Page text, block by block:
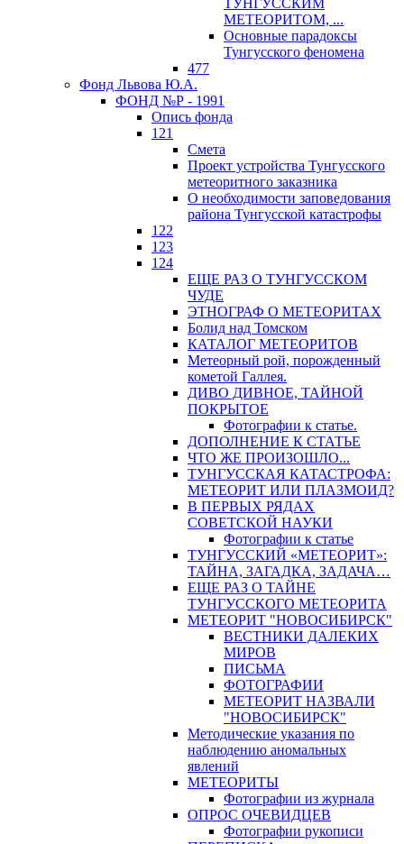
ТУНГУССКИМ
МЕТЕОРИТОМ, ...
Основные парадоксы
Тунгусского феномена
477
Фонд Львова Ю.А.
ФОНД №Р - 1991
Опись фонда
121
Смета
Проект устройства Тунгусского
метеоритного заказника
О необходимости заповедования
района Тунгусской катастрофы
122
123
124
ЕЩЕ РАЗ О ТУНГУССКОМ
ЧУДЕ
ЭТНОГРАФ О МЕТЕОРИТАХ
Болид над Томском
КАТАЛОГ МЕТЕОРИТОВ
Метеорный рой, порожденный
кометой Галлея.
ДИВО ДИВНОЕ, ТАЙНОЙ
ПОКРЫТОЕ
Фотографии к статье.
ДОПОЛНЕНИЕ К СТАТЬЕ
ЧТО ЖЕ ПРОИЗОШЛО...
ТУНГУССКАЯ КАТАСТРОФА:
МЕТЕОРИТ ИЛИ ПЛАЗМОИД?
В ПЕРВЫХ РЯДАХ
СОВЕТСКОЙ НАУКИ
Фотографии к статье
ТУНГУССКИЙ «МЕТЕОРИТ»:
ТАЙНА, ЗАГАДКА, ЗАДАЧА…
ЕЩЕ РАЗ О ТАЙНЕ
ТУНГУССКОГО МЕТЕОРИТА
МЕТЕОРИТ "НОВОСИБИРСК"
ВЕСТНИКИ ДАЛЕКИХ
МИРОВ
ПИСЬМА
ФОТОГРАФИИ
МЕТЕОРИТ НАЗВАЛИ
"НОВОСИБИРСК"
Методические указания по
наблюдению аномальных
явлений
МЕТЕОРИТЫ
Фотографии из журнала
ОПРОС ОЧЕВИДЦЕВ
Фотографии рукописи